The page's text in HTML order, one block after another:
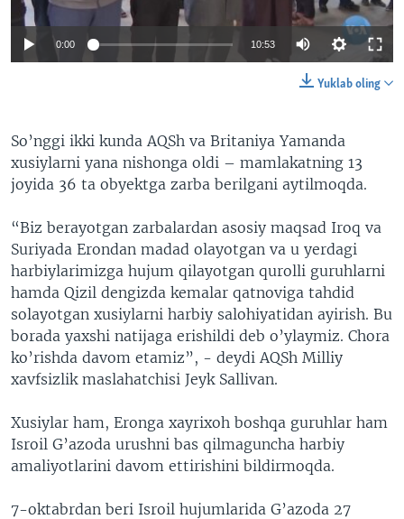
0:00 10:53
Yuklab oling
So’nggi ikki kunda AQSh va Britaniya Yamanda
xusiylarni yana nishonga oldi – mamlakatning 13
joyida 36 ta obyektga zarba berilgani aytilmoqda.
“Biz berayotgan zarbalardan asosiy maqsad Iroq va
Suriyada Erondan madad olayotgan va u yerdagi
harbiylarimizga hujum qilayotgan qurolli guruhlarni
hamda Qizil dengizda kemalar qatnoviga tahdid
solayotgan xusiylarni harbiy salohiyatidan ayirish. Bu
borada yaxshi natijaga erishildi deb o’ylaymiz. Chora
ko’rishda davom etamiz”, - deydi AQSh Milliy
xavfsizlik maslahatchisi Jeyk Sallivan.
Xusiylar ham, Eronga xayrixoh boshqa guruhlar ham
Isroil G’azoda urushni bas qilmaguncha harbiy
amaliyotlarini davom ettirishini bildirmoqda.
7-oktabrdan beri Isroil hujumlarida G’azoda 27